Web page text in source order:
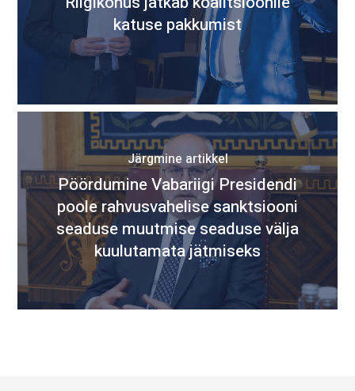
katuse pakkumist
Järgmine artikkel
Pöördumine Vabariigi Presidendi
poole rahvusvahelise sanktsiooni
seaduse muutmise seaduse välja
kuulutamata jätmiseks